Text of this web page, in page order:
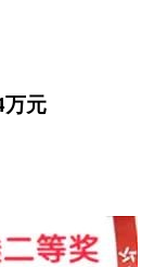
万元